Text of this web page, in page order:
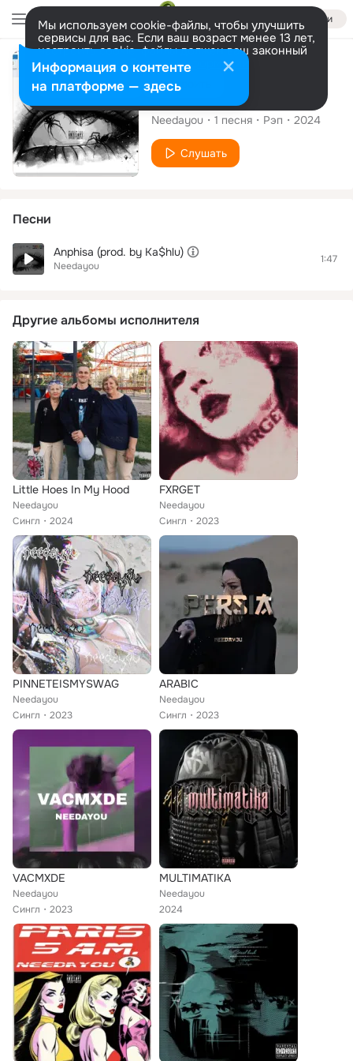
Войти
Мы используем cookie-файлы, чтобы улучшить
сервисы для вас. Если ваш возраст менее 13 лет,
настроить cookie-файлы должен ваш законный
представитель. Больше информации
Разрешить все Настроить
Сингл
Anphisa
Needayou 1 песня Рэп 2024
Слушать
Песни
Anphisa (prod. by Ka$hlu)
Needayou
1:47
Другие альбомы исполнителя
Little Hoes In My Hood
Needayou
Сингл
2024
FXRGET
Needayou
Сингл
2023
PINNETEISMYSWAG
Needayou
Сингл
2023
ARABIC
Needayou
Сингл
2023
VACMXDE
Needayou
Сингл
2023
MULTIMATIKA
Needayou
2024
Информация о контенте
на платформе — здесь